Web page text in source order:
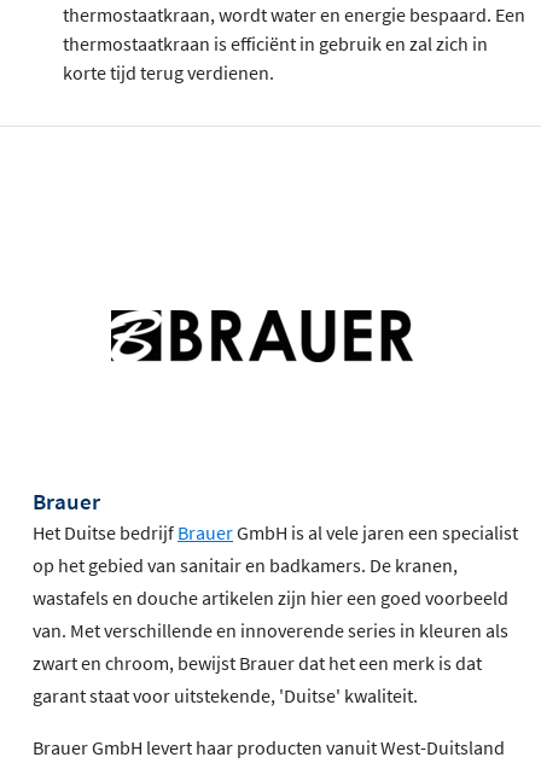
thermostaatkraan, wordt water en energie bespaard. Een
thermostaatkraan is efficiënt in gebruik en zal zich in
korte tijd terug verdienen.
Brauer
Het Duitse bedrijf BrauerGmbH is al vele jaren een specialist
op het gebied van sanitair en badkamers. De kranen,
wastafels en douche artikelen zijn hier een goed voorbeeld
van. Met verschillende en innoverende series in kleuren als
zwart en chroom, bewijst Brauer dat het een merk is dat
garant staat voor uitstekende, 'Duitse' kwaliteit.
Brauer GmbH levert haar producten vanuit West-Duitsland